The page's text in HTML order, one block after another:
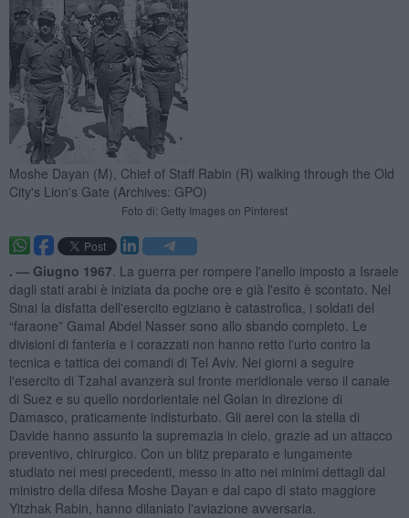
Moshe Dayan (M), Chief of Staff Rabin (R) walking through the Old
City's Lion's Gate (Archives: GPO)
Foto di: Getty Images on Pinterest
. — Giugno 1967 . La guerra per rompere l'anello imposto a Israele
dagli stati arabi è iniziata da poche ore e già l'esito è scontato. Nel
Sinai la disfatta dell'esercito egiziano è catastrofica, i soldati del
“faraone” Gamal Abdel Nasser sono allo sbando completo. Le
divisioni di fanteria e i corazzati non hanno retto l'urto contro la
tecnica e tattica dei comandi di Tel Aviv. Nei giorni a seguire
l'esercito di Tzahal avanzerà sul fronte meridionale verso il canale
di Suez e su quello nordorientale nel Golan in direzione di
Damasco, praticamente indisturbato. Gli aerei con la stella di
Davide hanno assunto la supremazia in cielo, grazie ad un attacco
preventivo, chirurgico. Con un blitz preparato e lungamente
studiato nei mesi precedenti, messo in atto nei minimi dettagli dal
ministro della difesa Moshe Dayan e dal capo di stato maggiore
Yitzhak Rabin, hanno dilaniato l'aviazione avversaria.